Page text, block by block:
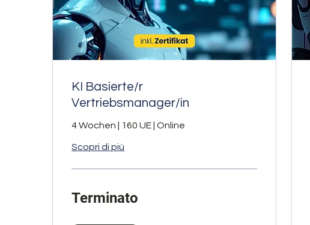
KI Basierte/r
Vertriebsmanager/in
4 Wochen | 160 UE | Online
Scopri di più
Terminato